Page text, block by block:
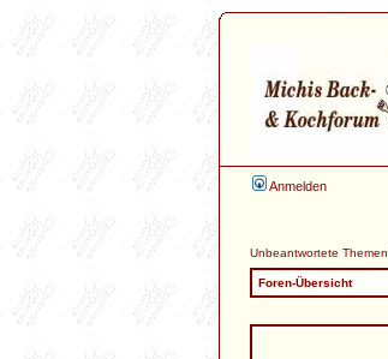
Anmelden
Unbeantwortete Themen
Foren-Übersicht